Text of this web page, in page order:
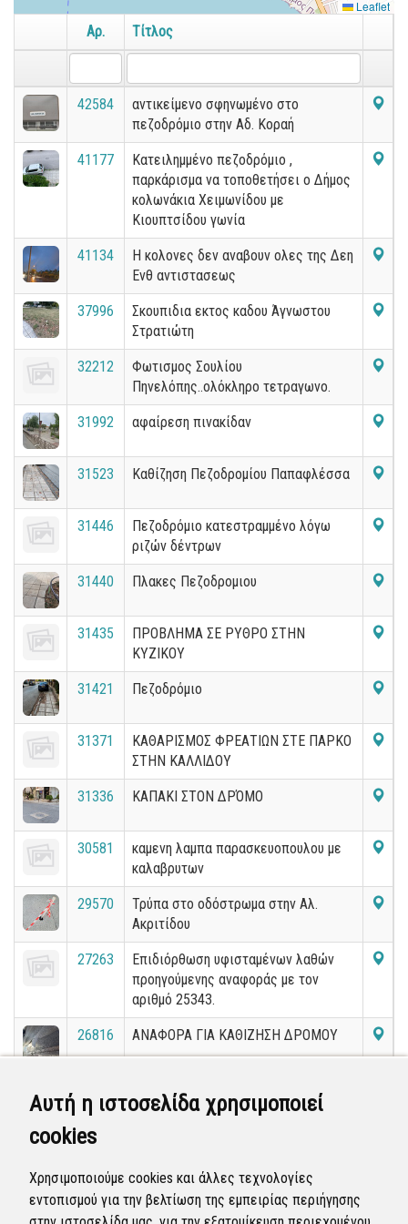
Αυτή η ιστοσελίδα χρησιμοποιεί
cookies
Χρησιμοποιούμε cookies και άλλες τεχνολογίες
εντοπισμού για την βελτίωση της εμπειρίας περιήγησης
Leaflet
Αρ. Τίτλος
42584
αντικείμενο σφηνωμένο στο
πεζοδρόμιο στην Αδ. Κοραή
41177
Κατειλημμένο πεζοδρόμιο ,
παρκάρισμα να τοποθετήσει ο Δήμος
κολωνάκια Χειμωνίδου με
Κιουπτσίδου γωνία
41134
Η κολονες δεν αναβουν ολες της Δεη
Ενθ αντιστασεως
37996
Σκουπιδια εκτος καδου Άγνωστου
Στρατιώτη
32212
Φωτισμος Σουλίου
Πηνελόπης..ολόκληρο τετραγωνο.
31992 αφαίρεση πινακίδαν
31523 Καθίζηση Πεζοδρομίου Παπαφλέσσα
31446
Πεζοδρόμιο κατεστραμμένο λόγω
ριζών δέντρων
31440 Πλακες Πεζοδρομιου
31435
ΠΡΟΒΛΗΜΑ ΣΕ ΡΥΘΡΟ ΣΤΗΝ
ΚΥΖΙΚΟΥ
31421 Πεζοδρόμιο
31371
ΚΑΘΑΡΙΣΜΟΣ ΦΡΕΑΤΙΩΝ ΣΤΕ ΠΑΡΚΟ
ΣΤΗΝ ΚΑΛΛΙΔΟΥ
31336 ΚΑΠΑΚΙ ΣΤΟΝ ΔΡΌΜΟ
30581
καμενη λαμπα παρασκευοπουλου με
καλαβρυτων
29570
Τρύπα στο οδόστρωμα στην Αλ.
Ακριτίδου
27263
Επιδιόρθωση υφισταμένων λαθών
προηγούμενης αναφοράς με τον
αριθμό 25343.
26816 ΑΝΑΦΟΡΑ ΓΙΑ ΚΑΘΙΖΗΣΗ ΔΡΟΜΟΥ
Κονίτσης
26727
26726 Ελλειπής κατασκευή σχάρας ομβρίων